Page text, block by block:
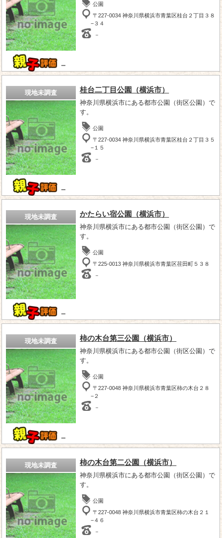
－
公園
〒227-0034 神奈川県横浜市青葉区桂台２丁目３８
−３４
－
現地未調査
－
桂台二丁目公園（横浜市）
神奈川県横浜市にある都市公園（街区公園）で
す。
公園
〒227-0034 神奈川県横浜市青葉区桂台２丁目３５
−１５
－
現地未調査
－
かたらい宿公園（横浜市）
神奈川県横浜市にある都市公園（街区公園）で
す。
公園
〒225-0013 神奈川県横浜市青葉区荏田町５３８
－
現地未調査
－
柿の木台第三公園（横浜市）
神奈川県横浜市にある都市公園（街区公園）で
す。
公園
〒227-0048 神奈川県横浜市青葉区柿の木台２８
−２
－
現地未調査 柿の木台第二公園（横浜市）
神奈川県横浜市にある都市公園（街区公園）で
す。
公園
〒227-0048 神奈川県横浜市青葉区柿の木台２１
−４６
－